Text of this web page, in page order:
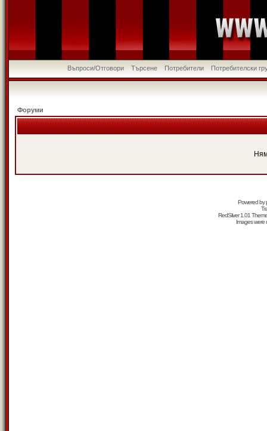
Въпроси/Отговори Търсене Потребители Потребителски
Форуми
Powered by
RedSilver 1.01
Images were